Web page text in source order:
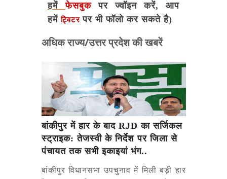
हमेंफेसबुकपर ज्वॉइन करें, आप
हमेंट्विटर पर भी फॉलो कर सकते है)
अधिक राज्य/उत्तर प्रदेश की खबरें
बांकीपुर में हार के बाद RJD का सर्जिकल
स्ट्राइक: तेजस्वी के निर्देश पर जिला से
पंचायत तक सभी इकाइयां भंग..
बांकीपुर विधानसभा उपचुनाव में मिली बड़ी हार